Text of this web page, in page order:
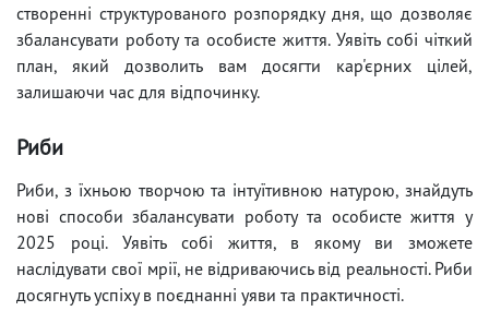
створенні структурованого розпорядку дня, що дозволяє
збалансувати роботу та особисте життя. Уявіть собі чіткий
план, який дозволить вам досягти кар'єрних цілей,
залишаючи час для відпочинку.
Риби
Риби, з їхньою творчою та інтуїтивною натурою, знайдуть
нові способи збалансувати роботу та особисте життя у
2025 році. Уявіть собі життя, в якому ви зможете
наслідувати свої мрії, не відриваючись від реальності. Риби
досягнуть успіху в поєднанні уяви та практичності.